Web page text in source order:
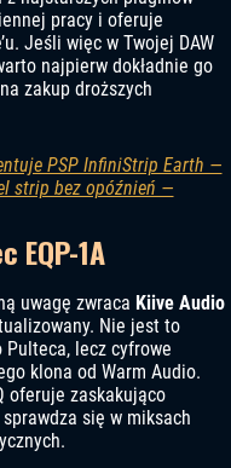
pracy i oferuje
Jeśli więc w Twojej DAW
najpierw dokładnie go
zakup droższych
PSP InfiniStrip Earth —
strip bez opóźnień —
EQP-1A
uwagę zwraca Kiive Audio
Nie jest to
lecz cyfrowe
klona od Warm Audio.
oferuje zaskakująco
się w miksach